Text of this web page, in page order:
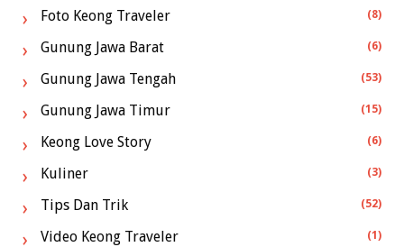
Foto Keong Traveler (8)
Gunung Jawa Barat (6)
Gunung Jawa Tengah (53)
Gunung Jawa Timur (15)
Keong Love Story (6)
Kuliner (3)
Tips Dan Trik (52)
Video Keong Traveler (1)